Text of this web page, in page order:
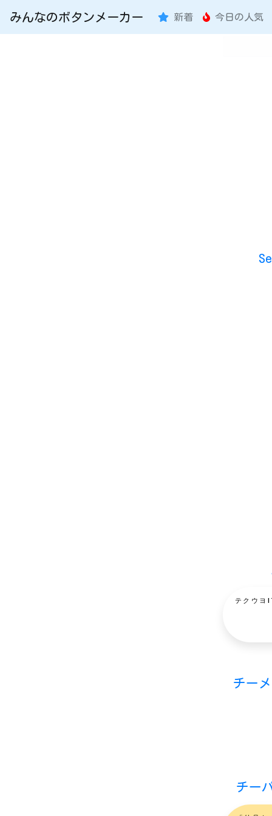
みんなのボタンメーカー 新着 今日の人気
テクウ
チー
チー